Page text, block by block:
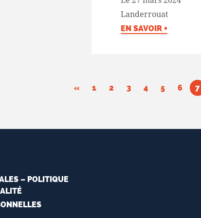
Landerrouat
EN SAVOIR +
« 1 2 3 4 5 6 7
– POLITIQUE